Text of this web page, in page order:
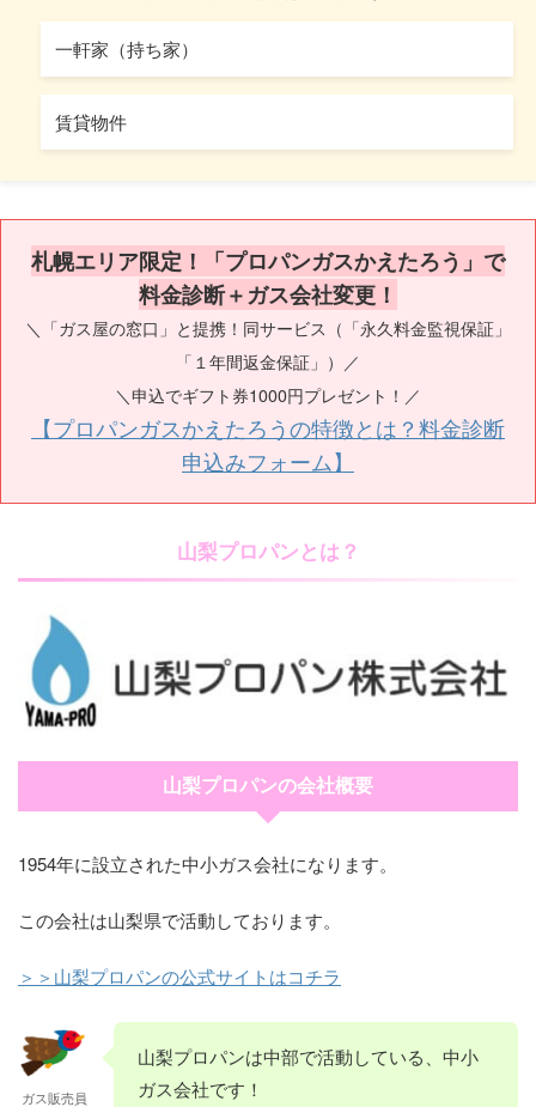
一軒家（持ち家）
賃貸物件
札幌エリア限定！「プロパンガスかえたろう」で
料金診断＋ガス会社変更！
＼「ガス屋の窓口」と提携！同サービス（「永久料金監視保証」
「１年間返金保証」）／
＼申込でギフト券1000円プレゼント！／
【プロパンガスかえたろうの特徴とは？料金診断
申込みフォーム】
山梨プロパンとは？
山梨プロパンの会社概要
1954年に設立された中小ガス会社になります。
この会社は山梨県で活動しております。
＞＞山梨プロパンの公式サイトはコチラ
ガス販売員
山梨プロパンは中部で活動している、中小
ガス会社です！